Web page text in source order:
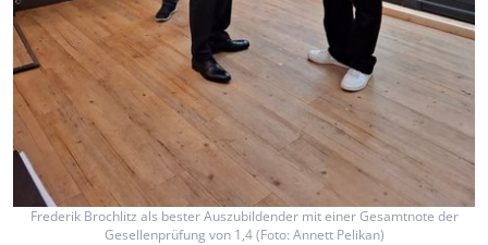
Frederik Brochlitz als bester Auszubildender mit einer Gesamtnote der
Gesellenprüfung von 1,4 (Foto: Annett Pelikan)